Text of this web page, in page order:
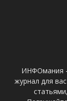
ИНФОмания
журнал для